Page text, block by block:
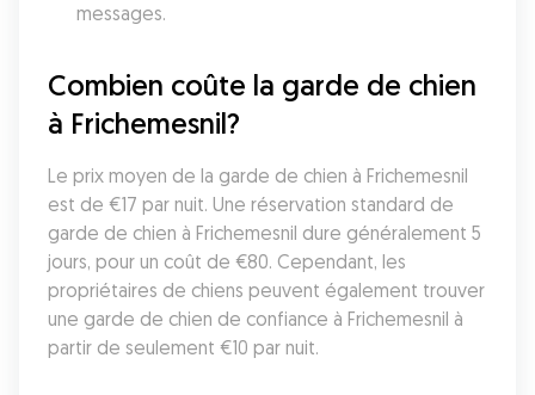
messages.
Combien coûte la garde de chien
à Frichemesnil?
Le prix moyen de la garde de chien à Frichemesnil
est de €17 par nuit. Une réservation standard de
garde de chien à Frichemesnil dure généralement 5
jours, pour un coût de €80. Cependant, les
propriétaires de chiens peuvent également trouver
une garde de chien de confiance à Frichemesnil à
partir de seulement €10 par nuit.